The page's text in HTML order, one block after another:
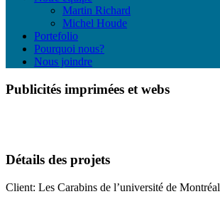
Martin Richard
Michel Houde
Portefolio
Pourquoi nous?
Nous joindre
Publicités imprimées et webs
Détails des projets
Client: Les Carabins de l’université de Montréal